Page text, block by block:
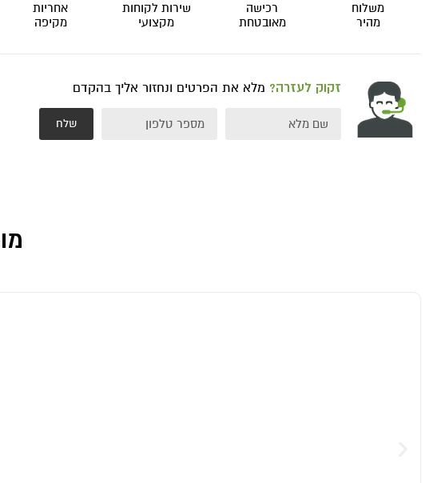
משלוח
מהיר
רכישה
מאובטחת
שירות לקוחות
מקצועי
אחריות
מקיפה
זקוק לעזרה? מלא את הפרטים ונחזור אליך בהקדם
שלח